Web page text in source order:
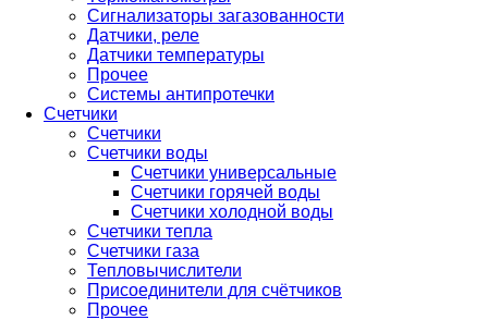
Сигнализаторы загазованности
Датчики, реле
Датчики температуры
Прочее
Системы антипротечки
Счетчики
Счетчики
Счетчики воды
Счетчики универсальные
Счетчики горячей воды
Счетчики холодной воды
Счетчики тепла
Счетчики газа
Тепловычислители
Присоединители для счётчиков
Прочее